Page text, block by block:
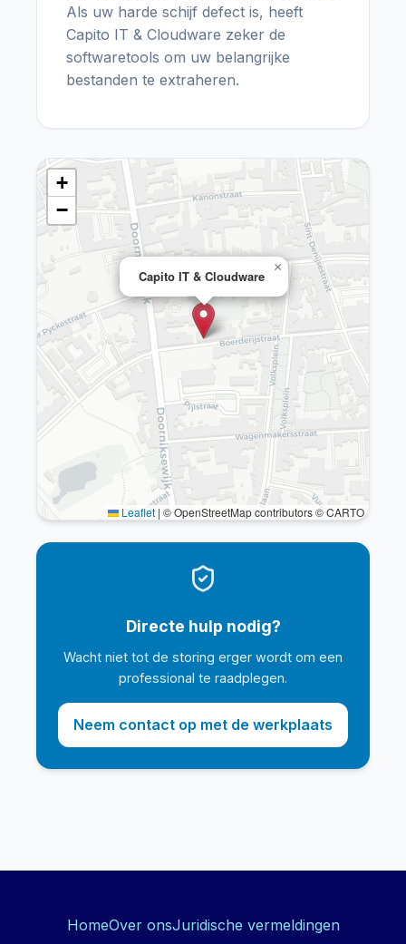
Als uw harde schijf defect is, heeft
Capito IT & Cloudware zeker de
softwaretools om uw belangrijke
bestanden te extraheren.
Capito IT & Cloudware
×
+
−
Leaflet | © OpenStreetMap contributors © CARTO
Directe hulp nodig?
Wacht niet tot de storing erger wordt om een
professional te raadplegen.
Neem contact op met de werkplaats
HomeOver onsJuridische vermeldingen